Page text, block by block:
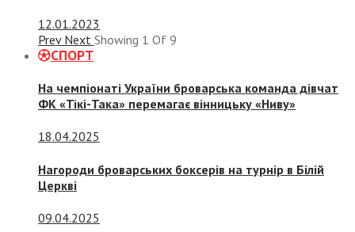
12.01.2023
Prev Next Showing 1 Of 9
СПОРТ
На чемпіонаті України броварська команда дівчат
ФК «Тікі-Така» перемагає вінницьку «Ниву»
18.04.2025
Нагороди броварських боксерів на турнір в Білій
Церкві
09.04.2025